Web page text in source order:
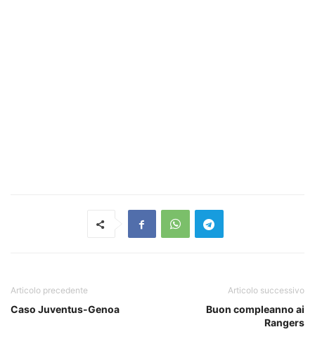
Articolo precedente
Caso Juventus-Genoa
Articolo successivo
Buon compleanno ai
Rangers